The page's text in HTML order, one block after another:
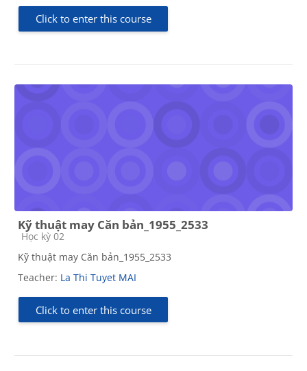
Click to enter this course
Kỹ thuật may Căn bản_1955_2533
Course category
Học kỳ 02
Kỹ thuật may Căn bản_1955_2533
Teacher: La Thi Tuyet MAI
Click to enter this course